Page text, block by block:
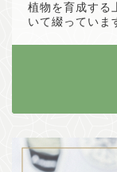
植物を育成する
いて綴っていま